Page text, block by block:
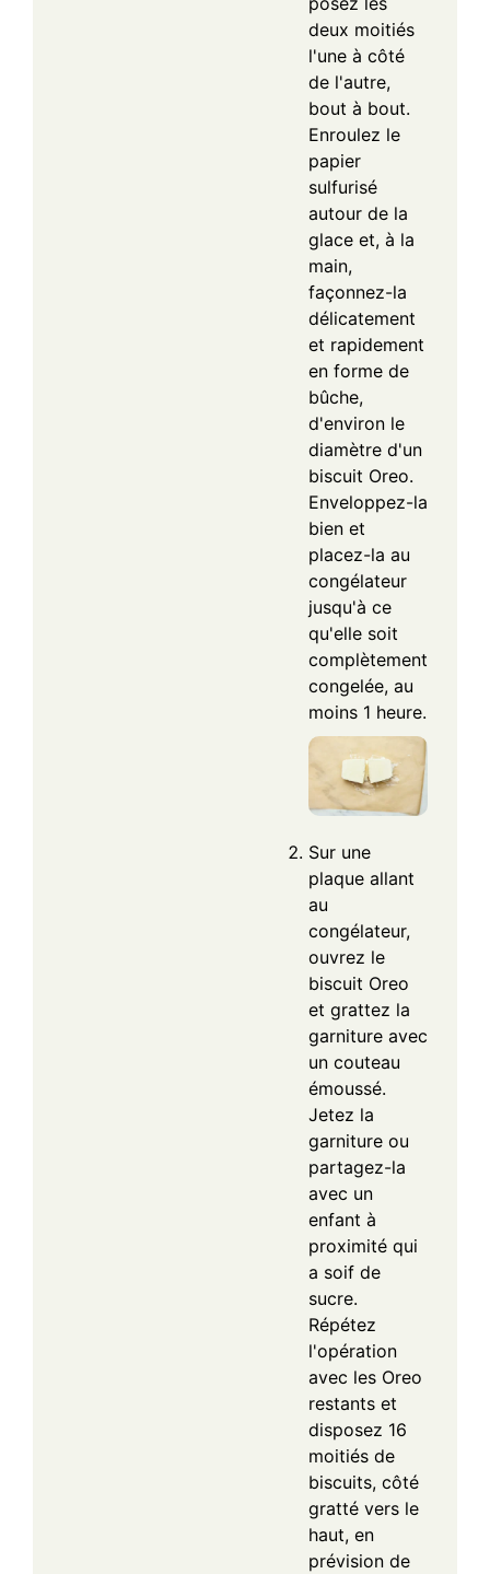
deux moitiés
l'une à côté
de l'autre,
bout à bout.
Enroulez le
papier
sulfurisé
autour de la
glace et, à la
main,
façonnez-la
délicatement
et rapidement
en forme de
bûche,
d'environ le
diamètre d'un
biscuit Oreo.
Enveloppez-la
bien et
placez-la au
congélateur
jusqu'à ce
qu'elle soit
complètement
congelée, au
moins 1 heure.
Sur une
plaque allant
au
congélateur,
ouvrez le
biscuit Oreo
et grattez la
garniture avec
un couteau
émoussé.
Jetez la
garniture ou
partagez-la
avec un
enfant à
proximité qui
a soif de
sucre.
Répétez
l'opération
avec les Oreo
restants et
disposez 16
moitiés de
biscuits, côté
gratté vers le
haut, en
prévision de